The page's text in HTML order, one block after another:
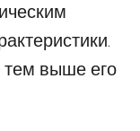
выше его